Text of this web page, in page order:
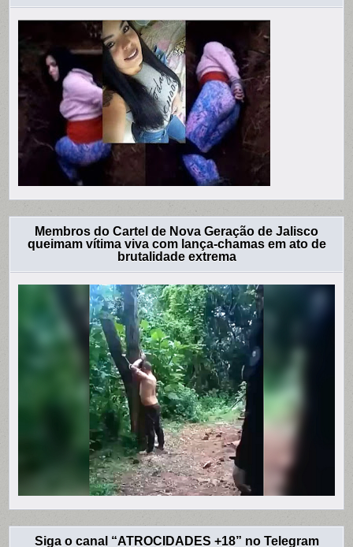
Membros do Cartel de Nova Geração de Jalisco
queimam vítima viva com lança-chamas em ato de
brutalidade extrema
Siga o canal “ATROCIDADES +18” no Telegram